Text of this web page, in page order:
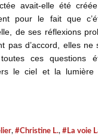
avait-elle été
pour le fait que
de ses réflexions
pas d’accord, elles
ces questions
le ciel et la lumière
, #Christine L., #La voie